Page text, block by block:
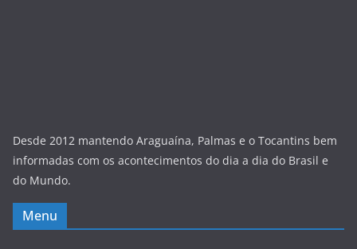
Desde 2012 mantendo Araguaína, Palmas e o Tocantins bem
informadas com os acontecimentos do dia a dia do Brasil e
do Mundo.
Menu